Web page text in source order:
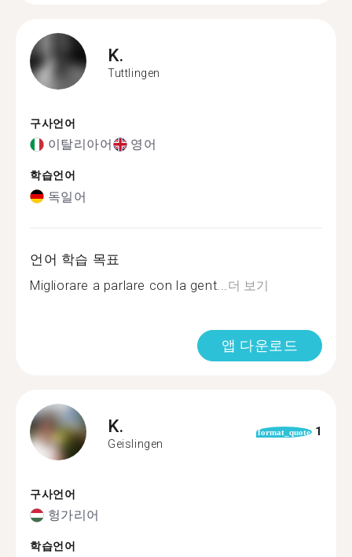
K.
Tuttlingen
구사언어
이탈리아어 영어
학습언어
독일어
언어 학습 목표
Migliorare a parlare con la gent... 더 보기
앱 다운로드
K.
Geislingen
format_quote 1
구사언어
헝가리어
학습언어